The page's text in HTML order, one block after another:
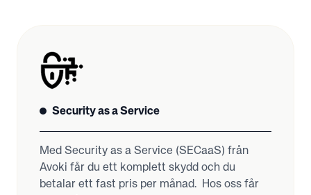
Security as a Service
Med Security as a Service (SECaaS) från
Avoki får du ett komplett skydd och du
betalar ett fast pris per månad. Hos oss får